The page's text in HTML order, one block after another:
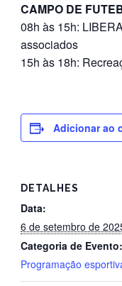
CAMPO DE
08h às 15h:
associados
15h às 18h:
Adicionar ao
DETALHES
Data:
6 de setembro de
Categoria de Evento:
Programação